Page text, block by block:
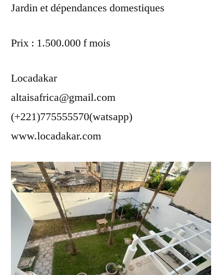
Jardin et dépendances domestiques
Prix : 1.500.000 f mois
Locadakar
altaisafrica@gmail.com
(+221)775555570(watsapp)
www.locadakar.com